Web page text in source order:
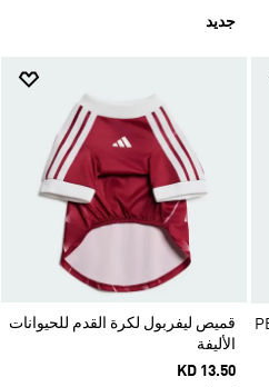
جديد
قميص ليفربول لكرة القدم للحيوانات
الأليفة
KD 13.50